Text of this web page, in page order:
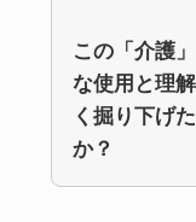
この「介護
な使用と理
く掘り下げ
か？